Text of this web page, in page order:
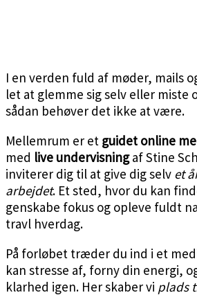
I en verden fuld af møder, mails
let at glemme sig selv eller miste
sådan behøver det ikke at være.
Mellemrum er et guidet online
med live undervisningaf Stine
inviterer dig til at give dig selv et
arbejdet. Et sted, hvor du kan
genskabe fokus og opleve fuldt
travl hverdag.
På forløbet træder du ind i et
kan stresse af, forny din energi,
klarhed igen. Her skaber vi plads